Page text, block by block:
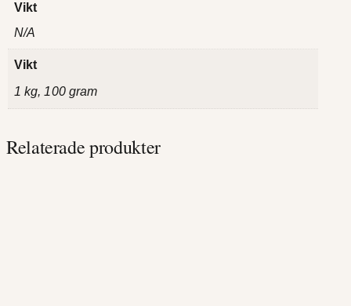
Vikt
N/A
Vikt
1 kg, 100 gram
Relaterade produkter